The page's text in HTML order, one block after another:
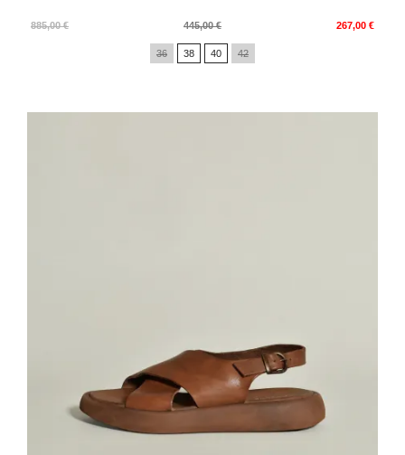
885,00 €
Prix
445,00 € 267,00 €
Prix
36 38 40 42